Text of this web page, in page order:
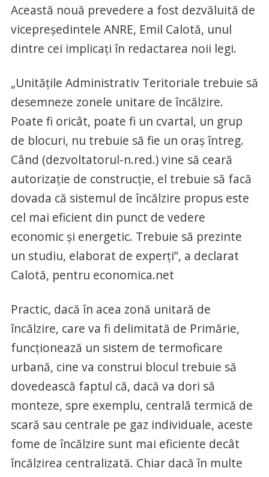
Această nouă prevedere a fost dezvăluită de
vicepreşedintele ANRE, Emil Calotă, unul
dintre cei implicaţi în redactarea noii legi.
„Unităţile Administrativ Teritoriale trebuie să
desemneze zonele unitare de încălzire.
Poate fi oricât, poate fi un cvartal, un grup
de blocuri, nu trebuie să fie un oraş întreg.
Când (dezvoltatorul-n.red.) vine să ceară
autorizaţie de construcţie, el trebuie să facă
dovada că sistemul de încălzire propus este
cel mai eficient din punct de vedere
economic şi energetic. Trebuie să prezinte
un studiu, elaborat de experţi”, a declarat
Calotă, pentru economica.net
Practic, dacă în acea zonă unitară de
încălzire, care va fi delimitată de Primărie,
funcţionează un sistem de termoficare
urbană, cine va construi blocul trebuie să
dovedească faptul că, dacă va dori să
monteze, spre exemplu, centrală termică de
scară sau centrale pe gaz individuale, aceste
fome de încălzire sunt mai eficiente decât
încălzirea centralizată. Chiar dacă în multe